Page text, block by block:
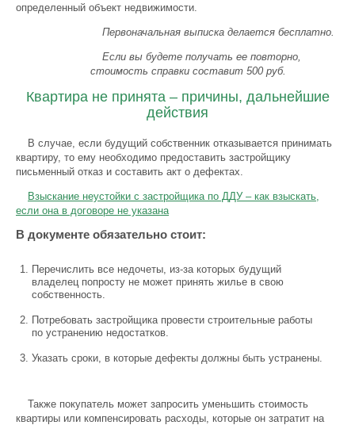
определенный объект недвижимости.
Первоначальная выписка делается бесплатно.
Если вы будете получать ее повторно,
стоимость справки составит 500 руб.
Квартира не принята – причины, дальнейшие
действия
В случае, если будущий собственник отказывается принимать
квартиру, то ему необходимо предоставить застройщику
письменный отказ и составить акт о дефектах.
Взыскание неустойки с застройщика по ДДУ – как взыскать,
если она в договоре не указана
В документе обязательно стоит:
Перечислить все недочеты, из-за которых будущий
владелец попросту не может принять жилье в свою
собственность.
Потребовать застройщика провести строительные работы
по устранению недостатков.
Указать сроки, в которые дефекты должны быть устранены.
Также покупатель может запросить уменьшить стоимость
квартиры или компенсировать расходы, которые он затратит на